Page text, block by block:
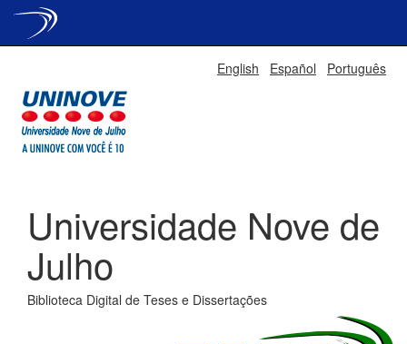
English Español Português
Universidade Nove de
Julho
Biblioteca Digital de Teses e Dissertações